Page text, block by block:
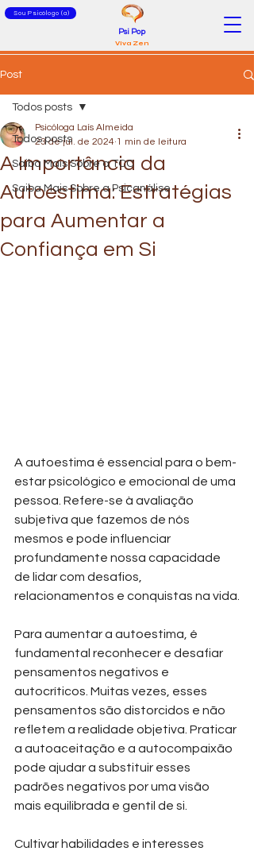
Sou Psicólogo (a)
Psi Pop
Viva Zen
Post
Todos posts
Saiba Mais Sobre a TCC
Saiba Mais Sobre a Psicanálise
Todos posts
A Importância da
Autoestima: Estratégias
para Aumentar a
Confiança em Si
Psicóloga Laís Almeida
23 de jul. de 2024 1 min de leitura
A autoestima é essencial para o bem-
estar psicológico e emocional de uma
pessoa. Refere-se à avaliação
subjetiva que fazemos de nós
mesmos e pode influenciar
profundamente nossa capacidade
de lidar com desafios,
relacionamentos e conquistas na vida.
Para aumentar a autoestima, é
fundamental reconhecer e desafiar
pensamentos negativos e
autocríticos. Muitas vezes, esses
pensamentos são distorcidos e não
refletem a realidade objetiva. Praticar
a autoaceitação e a autocompaixão
pode ajudar a substituir esses
padrões negativos por uma visão
mais equilibrada e gentil de si.
Cultivar habilidades e interesses